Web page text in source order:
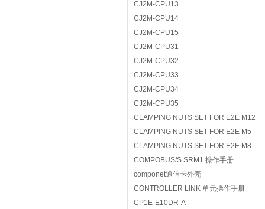
CJ2M-CPU13
CJ2M-CPU14
CJ2M-CPU15
CJ2M-CPU31
CJ2M-CPU32
CJ2M-CPU33
CJ2M-CPU34
CJ2M-CPU35
CLAMPING NUTS SET FOR E2E M12
CLAMPING NUTS SET FOR E2E M5
CLAMPING NUTS SET FOR E2E M8
COMPOBUS/S SRM1 操作手册
componet通信卡外壳
CONTROLLER LINK 单元操作手册
CP1E-E10DR-A